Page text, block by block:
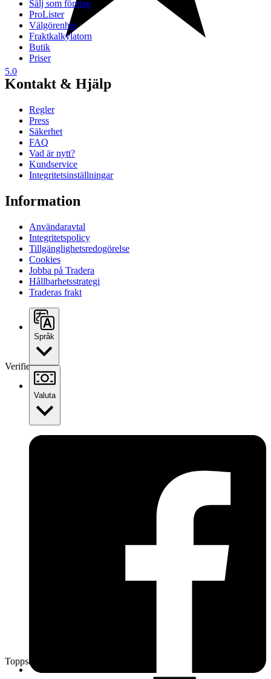
5.0
Verifierad
Toppsäljare
Sälj som företag
ProLister
Välgörenhet
Fraktkalkylatorn
Butik
Priser
Kontakt & Hjälp
Regler
Press
Säkerhet
FAQ
Vad är nytt?
Kundservice
Integritetsinställningar
Information
Användaravtal
Integritetspolicy
Tillgänglighetsredogörelse
Cookies
Jobba på Tradera
Hållbarhetsstrategi
Traderas frakt
Språk
Valuta